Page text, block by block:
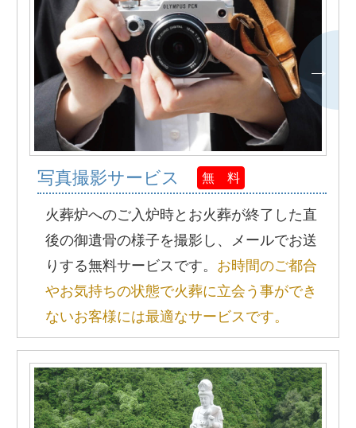
写真撮影サービス 無 料
火葬炉へのご入炉時とお火葬が終了した直
後の御遺骨の様子を撮影し、メールでお送
りする無料サービスです。 お時間のご都合
やお気持ちの状態で火葬に立会う事ができ
ないお客様には最適なサービスです。